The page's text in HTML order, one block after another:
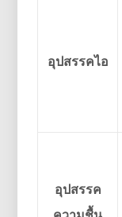
อุปสรรคไอ
อุปสรรค